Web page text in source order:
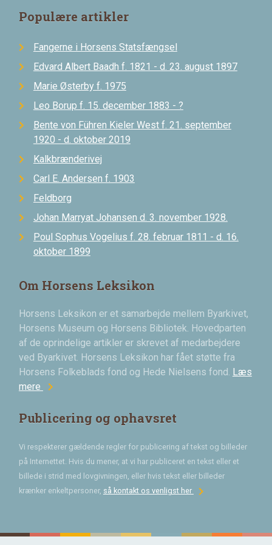
Populære artikler
Fangerne i Horsens Statsfængsel
Edvard Albert Baadh f. 1821 - d. 23. august 1897
Marie Østerby f. 1975
Leo Borup f. 15. december 1883 - ?
Bente von Führen Kieler West f. 21. september
1920 - d. oktober 2019
Kalkbrænderivej
Carl E. Andersen f. 1903
Feldborg
Johan Marryat Johansen d. 3. november 1928.
Poul Sophus Vogelius f. 28. februar 1811 - d. 16.
oktober 1899
Om Horsens Leksikon
Horsens Leksikon er et samarbejde mellem Byarkivet,
Horsens Museum og Horsens Bibliotek. Hovedparten
af de oprindelige artikler er skrevet af medarbejdere
ved Byarkivet. Horsens Leksikon har fået støtte fra
Horsens Folkeblads fond og Hede Nielsens fond. Læs
mere chevron_right
Publicering og ophavsret
Vi respekterer gældende regler for publicering af tekst og billeder
på Internettet. Hvis du mener, at vi har publiceret en tekst eller et
billede i strid med lovgivningen, eller hvis tekst eller billeder
krænker enkeltpersoner, så kontakt os venligst herchevron_right